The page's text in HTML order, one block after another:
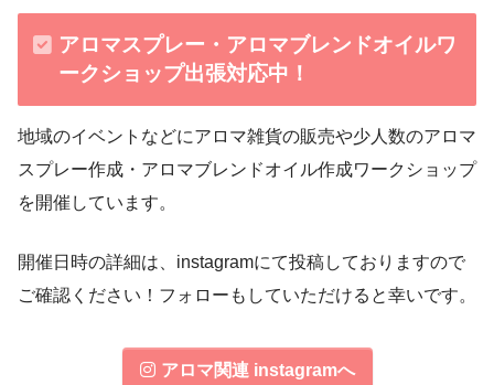
アロマスプレー・アロマブレンドオイルワ
ークショップ出張対応中！
地域のイベントなどにアロマ雑貨の販売や少人数のアロマ
スプレー作成・アロマブレンドオイル作成ワークショップ
を開催しています。
開催日時の詳細は、instagramにて投稿しておりますので
ご確認ください！フォローもしていただけると幸いです。
アロマ関連 instagramへ